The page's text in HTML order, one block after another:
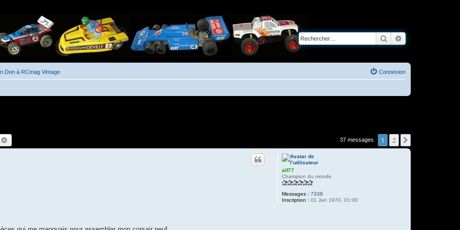
Rechercher
Don à RCmag Vintage Connexion
37 messages 1 2
alf77
Champion du monde
Messages : 7338
Inscription : 01 Jan 1970, 01:00